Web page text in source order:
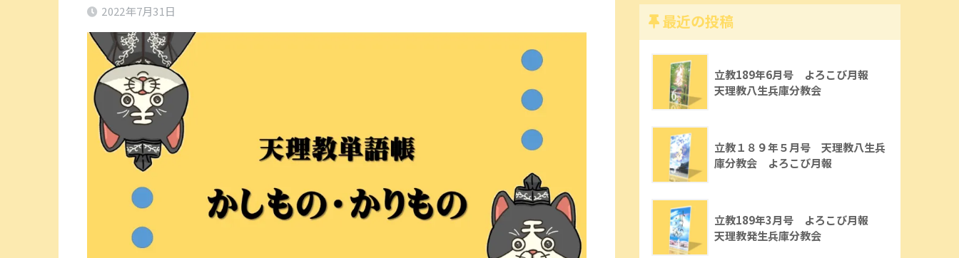
2022年7月31日
最近の投稿
立教189年6月号 よろこび月報
天理教八生兵庫分教会
立教１８９年５月号 天理教八生兵
庫分教会 よろこび月報
立教189年3月号 よろこび月報
天理教発生兵庫分教会